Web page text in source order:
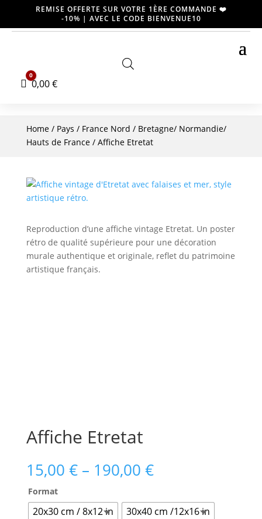
REMISE OFFERTE SUR VOTRE 1ÈRE COMMANDE ❤️
-10% | AVEC LE CODE BIENVENUE10
Panier
0
0,00€
Home/ Pays / France Nord / Bretagne/ Normandie/
Hauts de France/ Affiche Etretat
Reproduction d’une affiche vintage Etretat. Un poster
rétro de qualité supérieure pour une décoration
murale authentique et originale, reflet du patrimoine
artistique français.
Affiche Etretat
15,00 €– 190,00 €
Format
20x30 cm / 8x12 in
30x40 cm /12x16 in